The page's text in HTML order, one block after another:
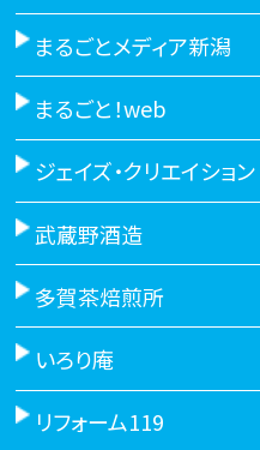
まるごとメディア新潟
まるごと！web
ジェイズ・クリエイション
武蔵野酒造
多賀茶焙煎所
いろり庵
リフォーム119